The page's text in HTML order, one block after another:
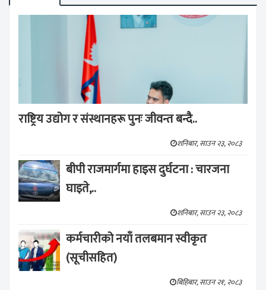
राष्ट्रिय उद्योग र संस्थानहरू पुनः जीवन्त बन्दै..
शनिबार, साउन २३, २०८३
बीपी राजमार्गमा हाइस दुर्घटना : चारजना
घाइते,..
शनिबार, साउन २३, २०८३
कर्मचारीको नयाँ तलबमान स्वीकृत
(सूचीसहित)
बिहिबार, साउन २१, २०८३